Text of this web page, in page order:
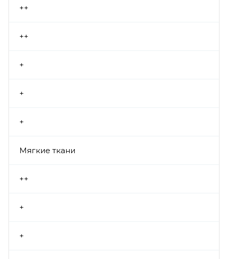
++
++
+
+
+
Мягкие ткани
++
+
+